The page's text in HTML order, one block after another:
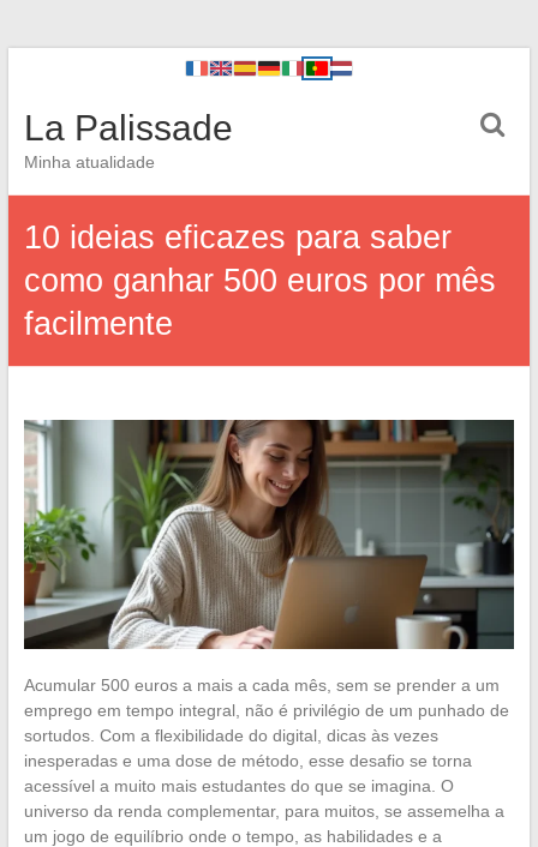
La Palissade
Minha atualidade
10 ideias eficazes para saber
como ganhar 500 euros por mês
facilmente
Acumular 500 euros a mais a cada mês, sem se prender a um
emprego em tempo integral, não é privilégio de um punhado de
sortudos. Com a flexibilidade do digital, dicas às vezes
inesperadas e uma dose de método, esse desafio se torna
acessível a muito mais estudantes do que se imagina. O
universo da renda complementar, para muitos, se assemelha a
um jogo de equilíbrio onde o tempo, as habilidades e a